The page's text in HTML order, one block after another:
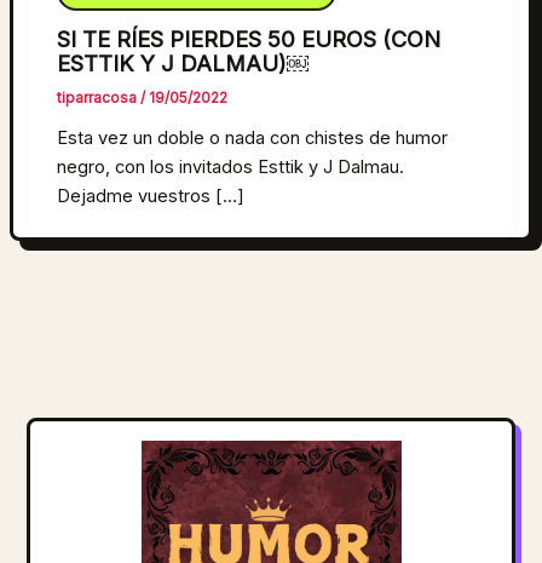
SI TE RÍES PIERDES 50 EUROS (CON
ESTTIK Y J DALMAU)￼
tiparracosa/19/05/2022
Esta vez un doble o nada con chistes de humor
negro, con los invitados Esttik y J Dalmau.
Dejadme vuestros […]